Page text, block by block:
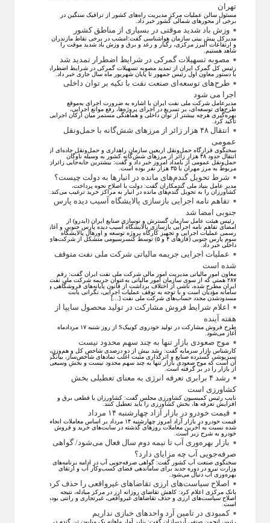
تهران
مسئول سالن عملیات مرکز مدیریت راه‌های کشور از ترافیک سنگین در
برخی از محور‌های شمالی کشور خبر داد.
وزش باد شدید موقتی در بسیاری از مناطق کشور
مدیرکل پیش بینی سازمان هواشناسی گفت:امشب در برخی نقاط مازندران
و ارتفاعات البرز مرکزی، رگبار و رعد و برق و وزش باد شدید موقت را
شاهد هستیم.
مصوبه تسهیلات گمرکی در شرایط اضطرار تمدید شد
رئیس کل گمرک ایران از تمدید مصوبه تسهیلات گمرکی در شرایط اضطرار
با دستور معاون اول رئیس جمهور تا پایان شهریور ماه سال جاری خبر داد.
طرح‌های توسعه‌ای صنعت نفت با تکیه بر توان داخلی
اجرا می شود
مدیرعامل شرکت ملی نفت ایران با اشاره به ضرورت اجرای به‌موقع
طرح‌های توسعه‌ای، بر تسریع در اجرای پروژه‌ها، رفع موانع اجرایی،
بهره‌گیری هرچه بیشتر از توان داخلی و هماهنگی مستمر میان ارکان اجرایی
تاکید کرد.
انتقال ۴۸ هزار زائر از مرزهای شش‌گانه با حمل‌ونقل
عمومی
سخنگوی قرارگاه حمل‌ونقل اربعین سازمان راهداری و حمل‌ونقل جاده‌ای از
انتقال حدود ۴۸ هزار زائر از مرز‌های شش‌گانه کشور به وسیله ناوگان
حمل‌ونقل عمومی از بامداد امروز خبر داد و گفت: بیشترین جابه‌جایی زائران
مربوط به مرز مهران با ۳۵ هزار نفر بوده است.
شرط تحویل گندم‌های مانده در انبار‌ها به دولت چیست؟
مدیر عامل بنیاد ملی گندمکاران گفت: دولت با اصلاح نحوه پرداخت،
کشاورزان را به تحویل گندم‌های مانده در انبار به مراکز خرید ترغیب می‌کند.
تفاهم نامه اجرایی بازسازی پالایشگاه آسیب دیده پارس
جنوبی امضا شد
رئیس هیئت عامل سازمان گسترش و نوسازی صنایع ایران (ایدرو) از
امضای تفاهم نامه اجرایی بازسازی پالایشگاه آسیب دیده پارس جنوبی و آغاز
رسمی عملیات اجرایی و تجهیز کارگاه پروژه توسعه و اورهال پالایشگاه
سوم پارس جنوبی (فاز‌های ۴ و ۵) توسط کنسرسیومی متشکل از شرکت‌های
داخلی خبر داد.
عملیات اجرایی جریمه مالیاتی شرکت ملی نفت متوقف
شده است
معاون امور مالیاتی مدیریت امور مالی شرکت ملی نفت ایران گفت: رقم
۲۸۷ همتی که از سوی سازمان امور مالیاتی به‌عنوان جریمه شرکت ملی نفت
ایران مطرح شده، ناشی از اختلاف برداشت از قانون پایانه‌های فروشگاهی و
سامانه مؤدیان است و با توجه به توقف عملیات اجرایی، نگرانی بابت
مسدودشدن مجدد حساب‌های شرکت ملی نفت […]
اعلام شرایط فروش مشارکت در تولید محصول سایپا از
هفته آینده
طرح فروش مشارکت در تولید خودروی کوییکS از روز شنبه ۱۷ مردادماه
آغاز می‌شود.
موج صعودی بازار تنها به چند سهم محدود نیست
کارشناس بازار سرمایه گفت: رشد بیش از دو درصدی شاخص کل و هم‌وزن،
سبزپوشی گسترده صنایع و اثرگذاری مثبت اغلب نماد‌های شاخص‌ساز، بیانگر
آن است که موج صعودی بازار تنها به چند سهم محدود نیست و بخش وسیعی
از بازار را در بر گرفته است.
رشد ۴ برابری تعرفه انرژی به معنای تعطیلی بخش
کشاورزی است
نایب رئیس کمیسیون کشاورزی مجلس گفت: کشاورزان با قطعی برق و
افزایش تعرفه ها، بخش کشاورزی را باید تعطیل کنند.
قیمت خودرو در بازار آزاد چهارشنبه ۱۴ مرداد
قیمت خودرو در بازار آزاد امروز چهارشنبه ۱۴ مرداد بر اساس معاملات انجام
شده نسبت به آخرین معاملات روز‌های گذشته در سایت‌های خرید و فروش
خودرو به شرح زیر است.
بازار بهره‌وری آب تا نیمه دوم سال فعال می‌شود/ گواهی
صرفه‌جویی آب چه مزایای دارد؟
سخنگوی صنعت آب کشور گفت: گواهی صرفه‌جویی آب در ادامه برنامه‌های
وزارت نیرو در دوره جدید برای ساماندهی فضای کسب‌وکار آب و ارتقای
بهره‌وری آب دنبال می‌شود.
اصلاح سیاست‌های ارزی تقاضاهای غیرواقعی را حذف کرد
بانک مرکزی اعلام کرد: کاهش تقاضای روزانه ارز در مرکز مبادله، نتیجه
اصلاح سیاست‌های ارزی و حذف تقاضا‌های غیرواقعی، غیرتجاری و رانتی بوده
است.
کمبودی در تامین آرد واحد‌های خبازی نداریم
رئیس انجمن صنفی آردسازان گفت: بنابر آمار ماهانه یک میلیون تن گندم در